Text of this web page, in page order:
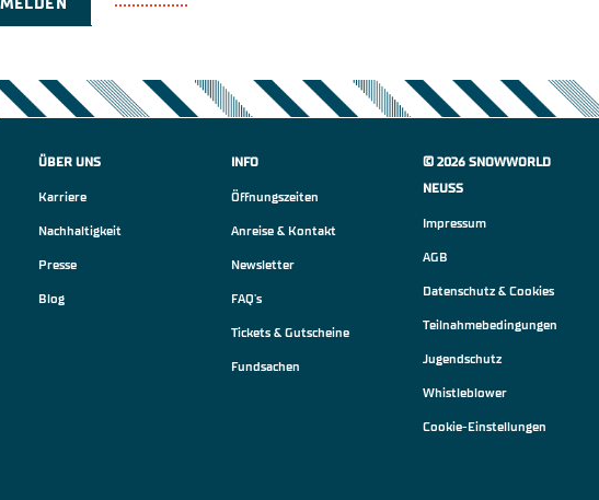
ÜBER UNS
Karriere
Nachhaltigkeit
Presse
Blog
INFO
Öffnungszeiten
Anreise & Kontakt
Newsletter
FAQ's
Tickets & Gutscheine
Fundsachen
© 2026 SNOWWORLD
NEUSS
Impressum
AGB
Datenschutz & Cookies
Teilnahmebedingungen
Jugendschutz
Whistleblower
Cookie-Einstellungen